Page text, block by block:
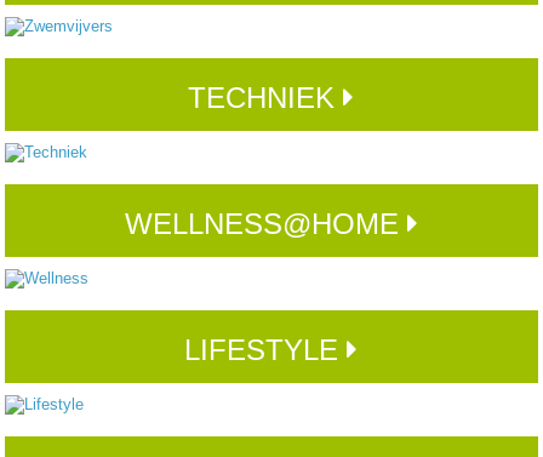
TECHNIEK
WELLNESS@HOME
LIFESTYLE